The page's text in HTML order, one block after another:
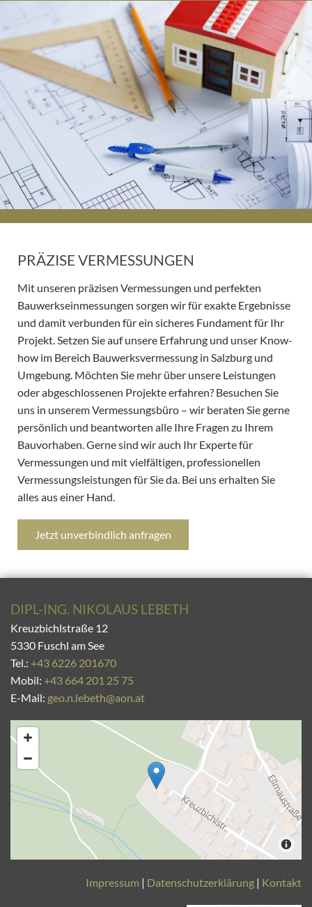
PRÄZISE VERMESSUNGEN
Mit unseren präzisen Vermessungen und perfekten
Bauwerkseinmessungen sorgen wir für exakte Ergebnisse
und damit verbunden für ein sicheres Fundament für Ihr
Projekt. Setzen Sie auf unsere Erfahrung und unser Know-
how im Bereich Bauwerksvermessung in Salzburg und
Umgebung. Möchten Sie mehr über unsere Leistungen
oder abgeschlossenen Projekte erfahren? Besuchen Sie
uns in unserem Vermessungsbüro – wir beraten Sie gerne
persönlich und beantworten alle Ihre Fragen zu Ihrem
Bauvorhaben. Gerne sind wir auch Ihr Experte für
Vermessungen und mit vielfältigen, professionellen
Vermessungsleistungen für Sie da. Bei uns erhalten Sie
alles aus einer Hand.
Jetzt unverbindlich anfragen
DIPL-ING. NIKOLAUS LEBETH
Kreuzbichlstraße 12
5330 Fuschl am See
Tel.: +43 6226 201670
Mobil: +43 664 201 25 75
E-Mail: geo.n.lebeth@aon.at
Impressum | Datenschutzerklärung | Kontakt